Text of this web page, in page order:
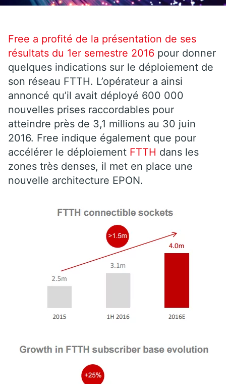
Free a profité de la présentation de ses
résultats du 1er semestre 2016 pour donner
quelques indications sur le déploiement de
son réseau FTTH. L’opérateur a ainsi
annoncé qu’il avait déployé 600 000
nouvelles prises raccordables pour
atteindre près de 3,1 millions au 30 juin
2016. Free indique également que pour
accélérer le déploiement FTTH dans les
zones très denses, il met en place une
nouvelle architecture EPON.